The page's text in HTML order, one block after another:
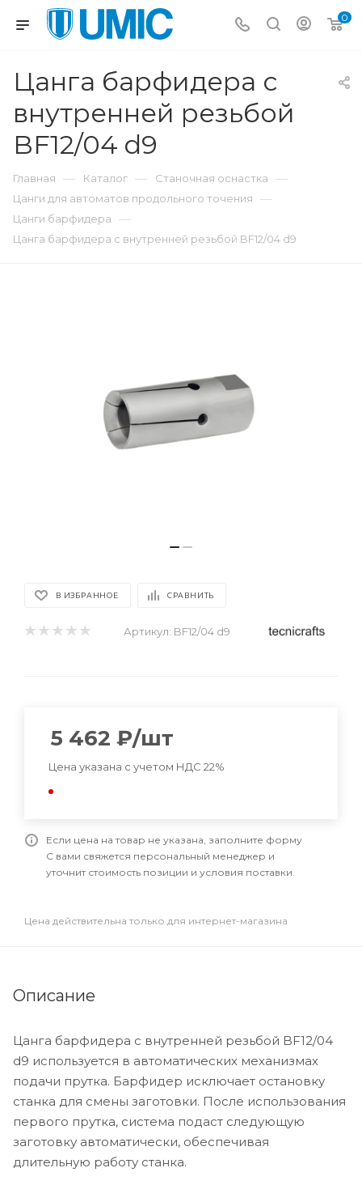
0
Цанга барфидера с
внутренней резьбой
BF12/04 d9
Главная — Каталог — Станочная оснастка —
Цанги для автоматов продольного точения —
Цанги барфидера —
Цанга барфидера с внутренней резьбой BF12/04 d9
В ИЗБРАННОЕ СРАВНИТЬ
Артикул: BF12/04 d9
5 462 ₽/шт
Цена указана с учетом НДС 22%
Если цена на товар не указана, заполните форму
С вами свяжется персональный менеджер и
уточнит стоимость позиции и условия поставки.
Цена действительна только для интернет-магазина
Описание
Цанга барфидера с внутренней резьбой BF12/04
d9 используется в автоматических механизмах
подачи прутка. Барфидер исключает остановку
станка для смены заготовки. После использования
первого прутка, система подаст следующую
заготовку автоматически, обеспечивая
длительную работу станка.